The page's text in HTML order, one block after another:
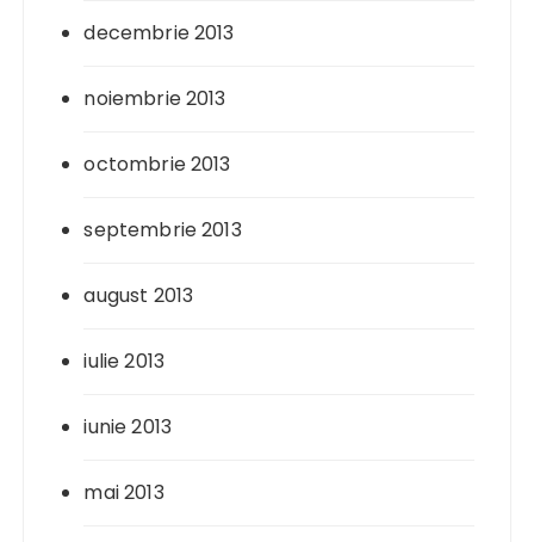
decembrie 2013
noiembrie 2013
octombrie 2013
septembrie 2013
august 2013
iulie 2013
iunie 2013
mai 2013